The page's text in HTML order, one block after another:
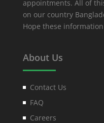
appointments. All of
on our country
Hope these
About Us
Contact Us
FAQ
Careers